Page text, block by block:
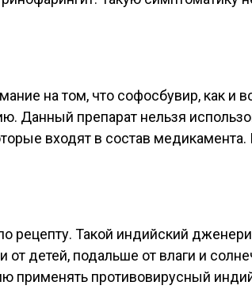
на том, что софосбувир, как
Данный препарат нельзя
входят в состав
рецепту. Такой индийский
от детей, подальше от влаги и
применять противовирусный